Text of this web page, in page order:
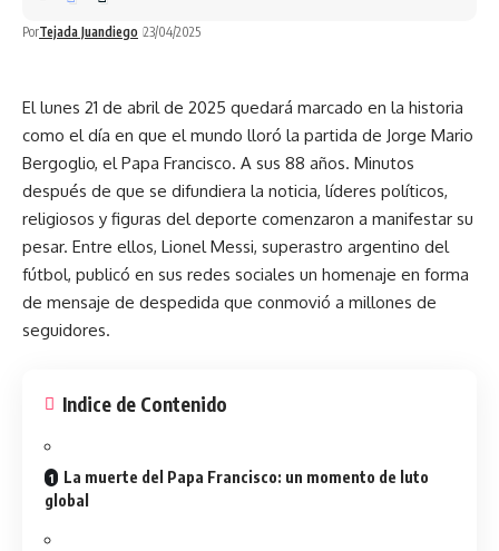
PorTejada Juandiego 23/04/2025
El lunes 21 de abril de 2025 quedará marcado en la historia
como el día en que el mundo lloró la partida de Jorge Mario
Bergoglio, elPapa Francisco. A sus 88 años. Minutos
después de que se difundiera la noticia, líderes políticos,
religiosos y figuras del deporte comenzaron a manifestar su
pesar. Entre ellos, Lionel Messi, superastro argentino del
fútbol, publicó en sus redes sociales un homenaje en forma
de mensaje de despedida que conmovió a millones de
seguidores.
Indice de Contenido
La muerte del Papa Francisco: un momento de luto
global